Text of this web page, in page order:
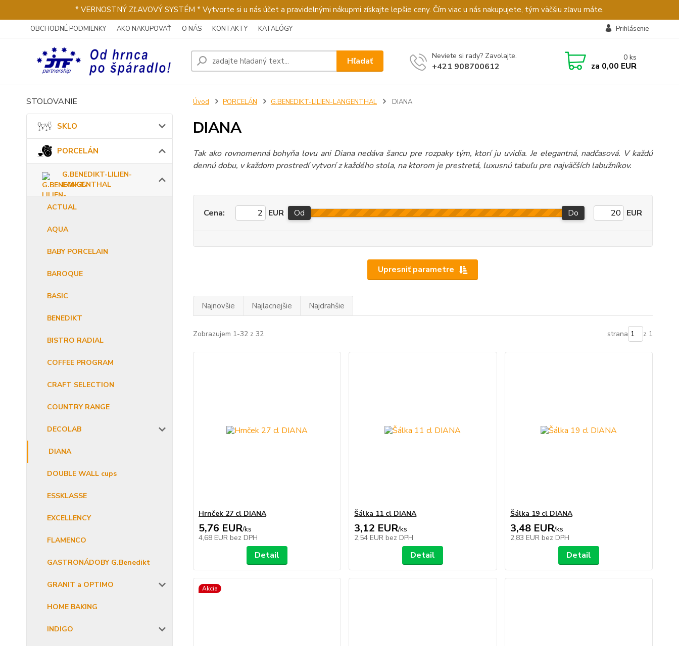
* VERNOSTNÝ ZĽAVOVÝ SYSTÉM * Vytvorte si u nás účet a pravidelnými nákupmi získajte lepšie ceny. Čím viac u nás nakupujete, tým väčšiu zľavu máte.
OBCHODNÉ PODMIENKY AKO NAKUPOVAŤ O NÁS KONTAKTY KATALÓGY Prihlásenie
Hľadať Neviete si rady? Zavolajte.
+421 908700612
0 ks
za 0,00 EUR
STOLOVANIE
SKLO
PORCELÁN
G.BENEDIKT-LILIEN-
LANGENTHAL
ACTUAL
AQUA
BABY PORCELAIN
BAROQUE
BASIC
BENEDIKT
BISTRO RADIAL
COFFEE PROGRAM
CRAFT SELECTION
COUNTRY RANGE
DECOLAB
DIANA
DOUBLE WALL cups
ESSKLASSE
EXCELLENCY
FLAMENCO
GASTRONÁDOBY G.Benedikt
GRANIT a OPTIMO
HOME BAKING
INDIGO
Úvod PORCELÁN G.BENEDIKT-LILIEN-LANGENTHAL DIANA
DIANA
Tak ako rovnomenná bohyňa lovu ani Diana nedáva šancu pre rozpaky tým, ktorí ju uvidia. Je elegantná, nadčasová. V každú
dennú dobu, v každom prostredí vytvorí z každého stola, na ktorom je prestretá, luxusnú tabuľu pre najväčších labužníkov.
Upresniť parametre
Cena: EUR Od Do EUR
Najnovšie Najlacnejšie Najdrahšie
Zobrazujem 1-32 z 32 strana z 1
Hrnček 27 cl DIANA
5,76 EUR/ks
4,68 EUR bez DPH
Detail
Šálka 11 cl DIANA
3,12 EUR/ks
2,54 EUR bez DPH
Detail
Šálka 19 cl DIANA
3,48 EUR/ks
2,83 EUR bez DPH
Detail
Akcia